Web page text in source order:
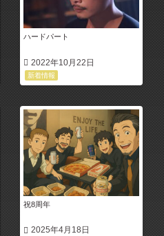
ハードパート
2022年10月22日
新着情報
祝8周年
2025年4月18日